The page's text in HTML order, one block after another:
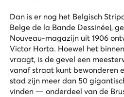
Dan is er nog het Belgisch
Belge de la Bande Dessinée),
Nouveau-magazijn uit 1906
Victor Horta. Hoewel het
vraagt, is de gevel een
vanaf straat kunt bewonderen
stad zijn meer dan 50
vinden — onderdeel van de